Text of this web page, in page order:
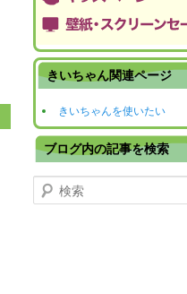
きいちゃん関連ページ
きいちゃんを使いたい
ブログ内の記事を検索
検索